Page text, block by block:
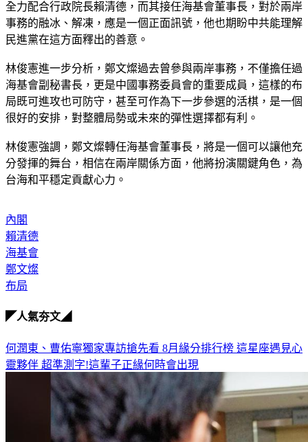
林俊憲表示，鄭文燦是民進黨內的重要政治人物，未來必定會
全力配合行政院長賴清德，而其接任海基會董事長，對於兩岸
事務的融冰、解凍，應是一個正面訊號，他也期盼中共能理解
林俊憲進一步分析，鄭文燦過去曾參與兩岸事務，不僅擔任過
海基會副秘書長，更是中國事務委員會的重要成員，這樣的布
局既可進攻也可防守，甚至可作為下一步參選的活棋，是一個
林俊憲強調，鄭文燦轉任海基會董事長，將是一個可以讓他充
分發揮的舞台，相信在兩岸關係方面，他將扮演關鍵角色，為
內閣
賴清德
海基會
鄭文燦
何潤東、曹佑寧獨家專訪搶先看8月緣分排行榜 這星座遇見心
超準測字!這輩子正緣何時會出現